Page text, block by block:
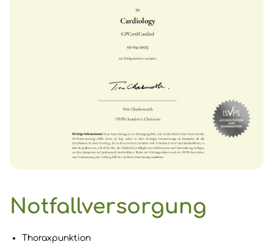
Notfallversorgung
Thoraxpunktion